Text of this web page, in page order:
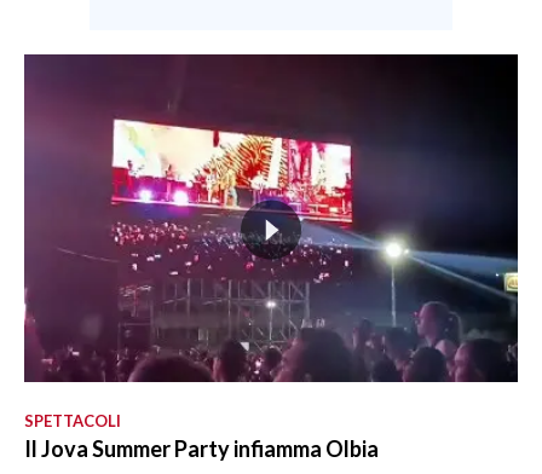
SPETTACOLI
Il Jova Summer Party infiamma Olbia